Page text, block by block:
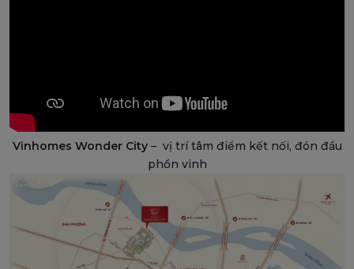
Vinhomes Wonder City– vị trí tâm điểm kết nối, đón đầu
phồn vinh